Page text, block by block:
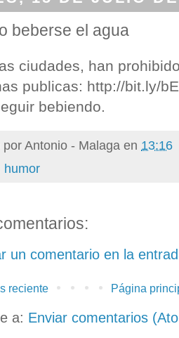
beberse el agua
ciudades, han
publicas: http://bit.ly/
bebiendo.
porAntonio - Malaga en 13:16
humor
un comentario en la
reciente Página
a: Enviar comentarios